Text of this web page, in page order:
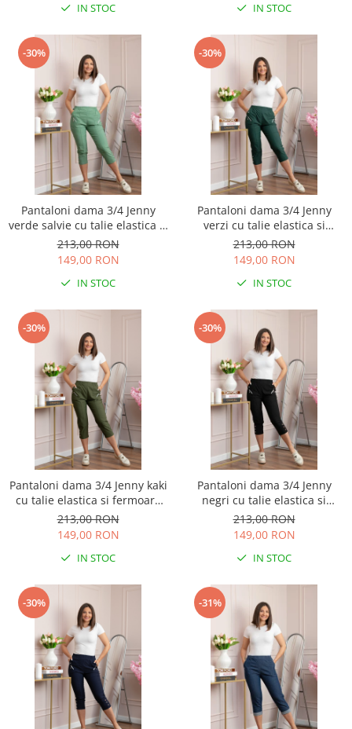
IN STOC IN STOC
-30%
Pantaloni dama 3/4 Jenny
verde salvie cu talie elastica si
fermoare decorative
213,00 RON
149,00 RON
IN STOC
-30%
Pantaloni dama 3/4 Jenny
verzi cu talie elastica si
fermoare decorative
213,00 RON
149,00 RON
IN STOC
-30%
Pantaloni dama 3/4 Jenny kaki
cu talie elastica si fermoare
decorative
213,00 RON
149,00 RON
IN STOC
-30%
Pantaloni dama 3/4 Jenny
negri cu talie elastica si
fermoare decorative
213,00 RON
149,00 RON
IN STOC
-30% -31%